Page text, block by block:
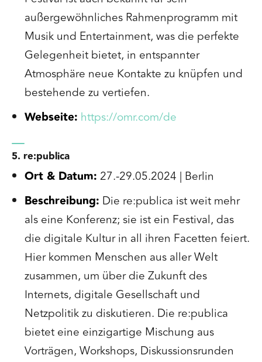
außergewöhnliches Rahmenprogramm mit
Musik und Entertainment, was die perfekte
Gelegenheit bietet, in entspannter
Atmosphäre neue Kontakte zu knüpfen und
bestehende zu vertiefen.
Webseite: https://omr.com/de
5. re:publica
Ort & Datum: 27.-29.05.2024 | Berlin
Beschreibung: Die re:publica ist weit mehr
als eine Konferenz; sie ist ein Festival, das
die digitale Kultur in all ihren Facetten feiert.
Hier kommen Menschen aus aller Welt
zusammen, um über die Zukunft des
Internets, digitale Gesellschaft und
Netzpolitik zu diskutieren. Die re:publica
bietet eine einzigartige Mischung aus
Vorträgen, Workshops, Diskussionsrunden